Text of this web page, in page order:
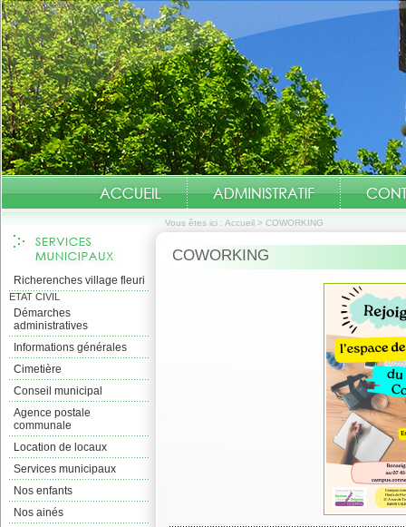
Vous êtes ici : Accueil > COWORKING
Richerenches village fleuri
ETAT CIVIL
Démarches
administratives
Informations générales
Cimetière
Conseil municipal
Agence postale
communale
Location de locaux
Services municipaux
Nos enfants
Nos ainés
COWORKING